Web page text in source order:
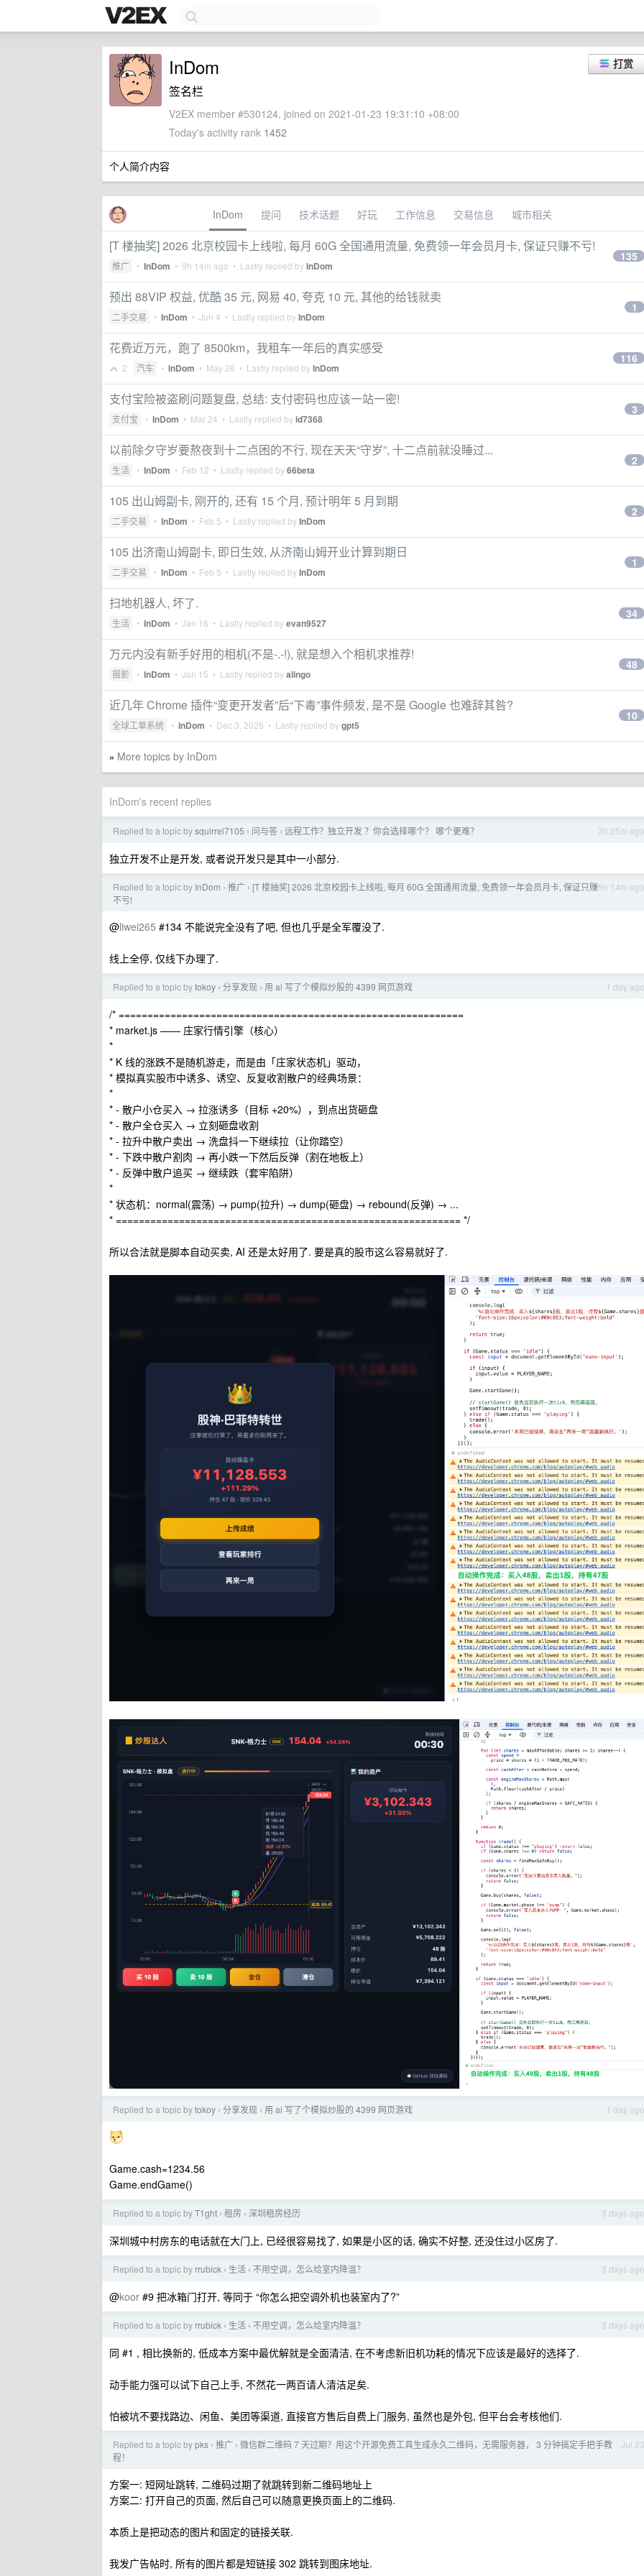
打赏
InDom
签名栏
V2EX member #530124, joined on 2021-01-23 19:31:10 +08:00
Today's activity rank 1452
个人简介内容
InDom 提问 技术话题 好玩 工作信息 交易信息 城市相关
[T 楼抽奖] 2026 北京校园卡上线啦, 每月 60G 全国通用流量, 免费领一年会员月卡, 保证只赚不亏!
推广 • InDom • 9h 14m ago • Lastly replied byInDom
135
预出 88VIP 权益, 优酷 35 元, 网易 40, 夸克 10 元, 其他的给钱就卖
二手交易 • InDom • Jun 4 • Lastly replied byInDom
1
花费近万元，跑了 8500km，我租车一年后的真实感受
2 汽车 • InDom • May 26 • Lastly replied byInDom
116
支付宝险被盗刷问题复盘, 总结: 支付密码也应该一站一密!
支付宝 • InDom • Mar 24 • Lastly replied byid7368
3
以前除夕守岁要熬夜到十二点困的不行, 现在天天“守岁”, 十二点前就没睡过...
生活 • InDom • Feb 12 • Lastly replied by66beta
2
105 出山姆副卡, 刚开的, 还有 15 个月, 预计明年 5 月到期
二手交易 • InDom • Feb 5 • Lastly replied byInDom
2
105 出济南山姆副卡, 即日生效, 从济南山姆开业计算到期日
二手交易 • InDom • Feb 5 • Lastly replied byInDom
1
扫地机器人, 坏了.
生活 • InDom • Jan 16 • Lastly replied byevan9527
34
万元内没有新手好用的相机(不是-.-!), 就是想入个相机求推荐!
摄影 • InDom • Jan 15 • Lastly replied byalingo
48
近几年 Chrome 插件“变更开发者”后“下毒”事件频发, 是不是 Google 也难辞其咎?
全球工单系统 • InDom • Dec 3, 2025 • Lastly replied bygpt5
10
» More topics by InDom
InDom's recent replies
3h 25m ago
Replied to a topic bysquirrel7105 › 问与答 › 远程工作？独立开发 ？你会选择哪个？ 哪个更难？
独立开发不止是开发, 或者说开发只是其中一小部分.
9h 14m ago
Replied to a topic by InDom › 推广 › [T 楼抽奖] 2026 北京校园卡上线啦, 每月 60G 全国通用流量, 免费领一年会员月卡, 保证只赚
不亏!
@liwei265 #134 不能说完全没有了吧, 但也几乎是全军覆没了.
线上全停, 仅线下办理了.
1 day ago
Replied to a topic bytokoy › 分享发现 › 用 ai 写了个模拟炒股的 4399 网页游戏
/* ============================================================
* market.js —— 庄家行情引擎（核心）
*
* K 线的涨跌不是随机游走，而是由「庄家状态机」驱动，
* 模拟真实股市中诱多、诱空、反复收割散户的经典场景：
*
* - 散户小仓买入 → 拉涨诱多（目标 +20%），到点出货砸盘
* - 散户全仓买入 → 立刻砸盘收割
* - 拉升中散户卖出 → 洗盘抖一下继续拉（让你踏空）
* - 下跌中散户割肉 → 再小跌一下然后反弹（割在地板上）
* - 反弹中散户追买 → 继续跌（套牢陷阱）
*
* 状态机：normal(震荡) → pump(拉升) → dump(砸盘) → rebound(反弹) → ...
* ============================================================ */
所以合法就是脚本自动买卖, AI 还是太好用了. 要是真的股市这么容易就好了.
1 day ago
Replied to a topic bytokoy › 分享发现 › 用 ai 写了个模拟炒股的 4399 网页游戏
Game.cash=1234.56
Game.endGame()
3 days ago
Replied to a topic byT1ght › 租房 › 深圳租房经历
深圳城中村房东的电话就在大门上, 已经很容易找了, 如果是小区的话, 确实不好整, 还没住过小区房了.
3 days ago
Replied to a topic by rrubick › 生活 › 不用空调，怎么给室内降温？
@koor #9 把冰箱门打开, 等同于 “你怎么把空调外机也装室内了?”
3 days ago
Replied to a topic by rrubick › 生活 › 不用空调，怎么给室内降温？
同 #1 , 相比换新的, 低成本方案中最优解就是全面清洁, 在不考虑新旧机功耗的情况下应该是最好的选择了.
动手能力强可以试下自己上手, 不然花一两百请人清洁足矣.
怕被坑不要找路边、闲鱼、美团等渠道, 直接官方售后自费上门服务, 虽然也是外包, 但平台会考核他们.
Jul 23
Replied to a topic bypks › 推广 › 微信群二维码 7 天过期？用这个开源免费工具生成永久二维码，无需服务器， 3 分钟搞定手把手教
程！
方案一: 短网址跳转, 二维码过期了就跳转到新二维码地址上
方案二: 打开自己的页面, 然后自己可以随意更换页面上的二维码.
本质上是把动态的图片和固定的链接关联.
我发广告帖时, 所有的图片都是短链接 302 跳转到图床地址.